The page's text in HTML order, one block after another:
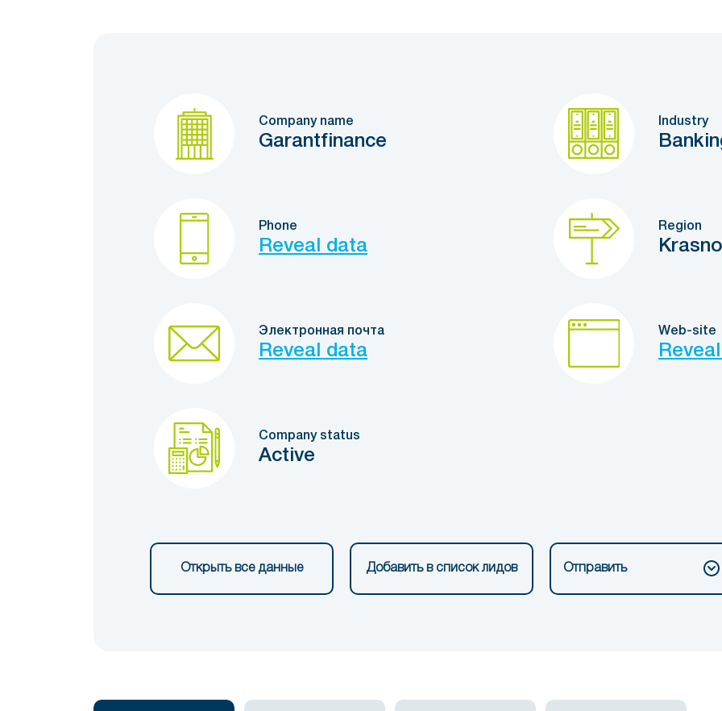
Company name
Garantfinance
Industry
Phone
Reveal data
Region
Электронная почта
Reveal data
Web-site
Company status
Active
Открыть все данные Добавить в список лидов Отправить